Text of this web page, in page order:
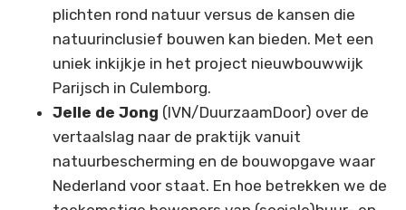
plichten rond natuur versus de kansen die
natuurinclusief bouwen kan bieden. Met een
uniek inkijkje in het project nieuwbouwwijk
Parijsch in Culemborg.
Jelle de Jong (IVN/DuurzaamDoor) over de
vertaalslag naar de praktijk vanuit
natuurbescherming en de bouwopgave waar
Nederland voor staat. En hoe betrekken we de